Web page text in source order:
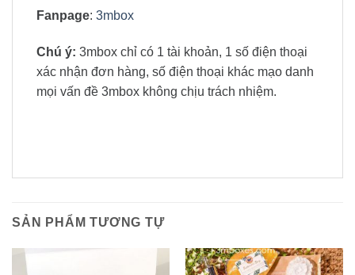
Fanpage: 3mbox
Chú ý: 3mbox chỉ có 1 tài khoản, 1 số điện thoại
xác nhận đơn hàng, số điện thoại khác mạo danh
mọi vấn đề 3mbox không chịu trách nhiệm.
SẢN PHẨM TƯƠNG TỰ